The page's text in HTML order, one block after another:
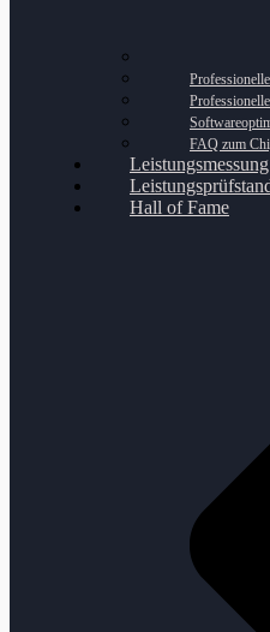
FAQ zum
Leistungsmessung
Hall of Fame